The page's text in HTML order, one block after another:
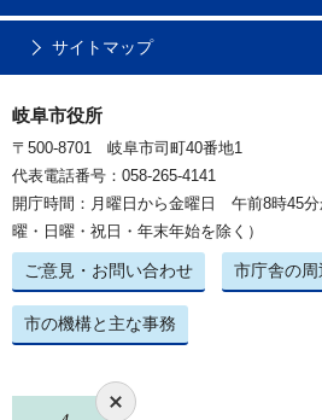
サイトマップ
岐阜市役所
〒500-8701 岐阜市司町40番地1
代表電話番号：058-265-4141
開庁時間：月曜日から金曜日 午前8時45分
曜・日曜・祝日・年末年始を除く）
ご意見・お問い合わせ 市庁舎の周
市の機構と主な事務